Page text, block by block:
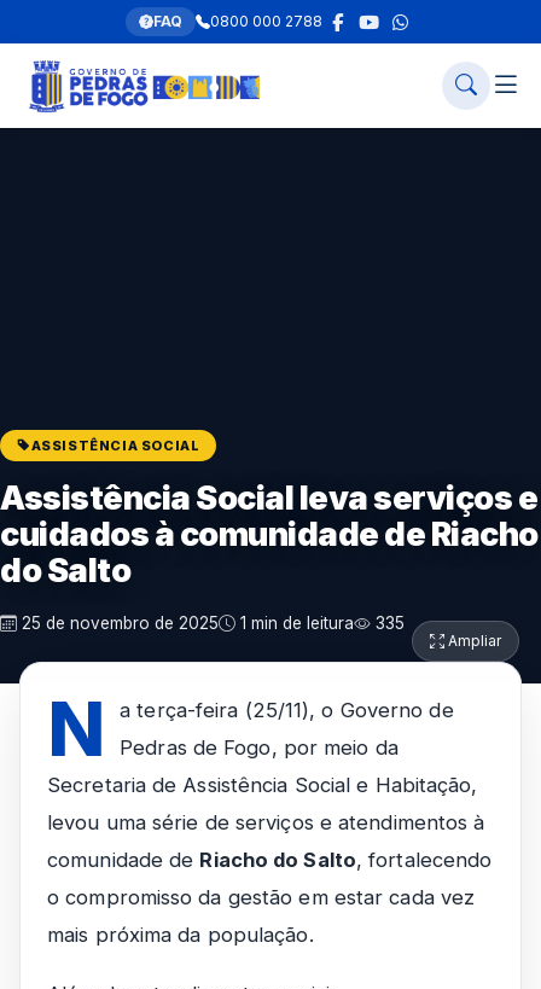
FAQ 0800 000 2788
ASSISTÊNCIA SOCIAL
Assistência Social leva serviços e
cuidados à comunidade de Riacho
do Salto
25 de novembro de 2025 1 min de leitura 335
Ampliar
N
a terça-feira (25/11), o Governo de
Pedras de Fogo, por meio da
Secretaria de Assistência Social e Habitação,
levou uma série de serviços e atendimentos à
comunidade de Riacho do Salto, fortalecendo
o compromisso da gestão em estar cada vez
mais próxima da população.